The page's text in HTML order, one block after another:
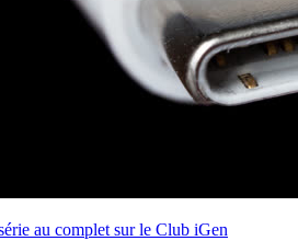
au complet sur le Club iGen